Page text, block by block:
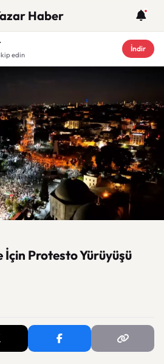
Haber
edin
İndir
İçin Protesto Yürüyüşü